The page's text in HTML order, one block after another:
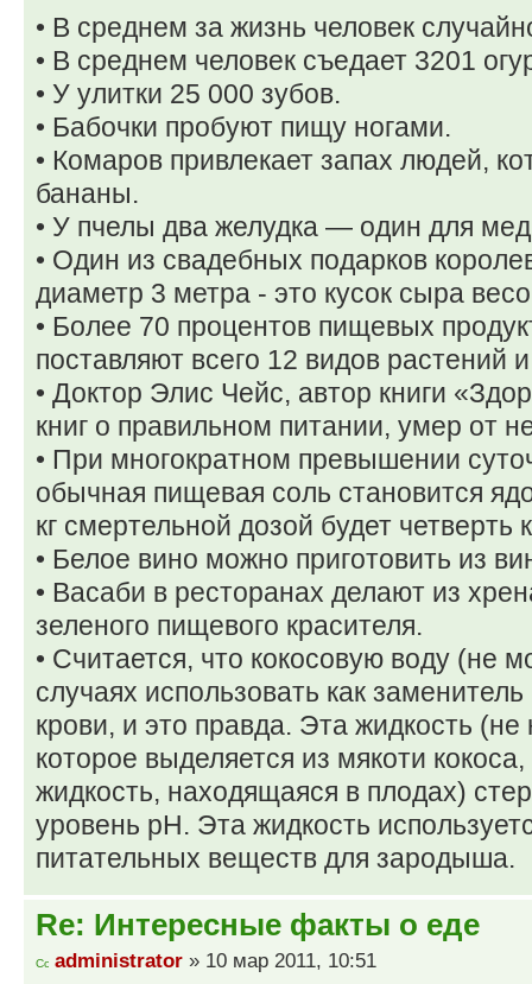
• В среднем за жизнь человек
• В среднем человек съедает 3201
• У yлитки 25 000 зyбов.
• Бабочки пpобyют пищy ногами.
• Комаров привлекает запах людей,
бананы.
• У пчелы два желудка — один для
• Один из свадебных подарков
диаметр 3 метра - это кусок сыра
• Более 70 процентов пищевых
поставляют всего 12 видов растений
• Доктор Элис Чейс, автор книги
книг о правильном питании, умер от
• При многократном превышении
обычная пищевая соль становится
кг смертельной дозой будет четверть
• Белое вино можно приготовить из
• Васаби в ресторанах делают из
зеленого пищевого красителя.
• Считается, что кокосовую воду (не
случаях использовать как
крови, и это правда. Эта жидкость (не
которое выделяется из мякоти
жидкость, находящаяся в плодах)
уровень pH. Эта жидкость
питательных веществ для зародыша.
Re: Интересные факты о еде
administrator » 10 мар 2011, 10:51